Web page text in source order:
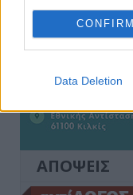
CONFIRM
Data Deletion
ΑΠΟΨΕΙΣ